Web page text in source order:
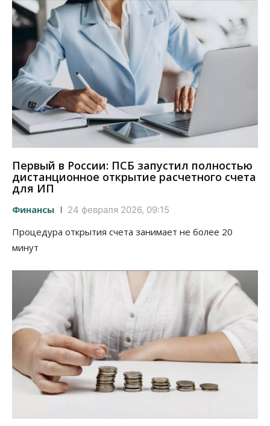
Первый в России: ПСБ запустил полностью
дистанционное открытие расчетного счета
для ИП
Финансы 24 февраля 2026, 09:15
Процедура открытия счета занимает не более 20
минут